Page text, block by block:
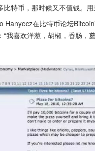
比特币，那时候又不值钱。用
Hanyecz在比特币论坛
“我喜欢洋葱，胡椒，香肠，